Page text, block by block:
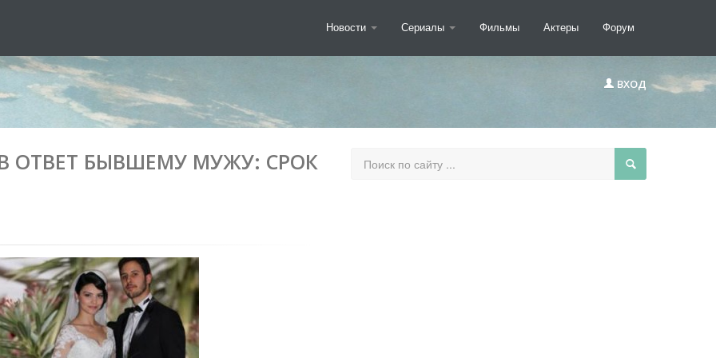
Новости Сериалы Фильмы Актеры Форум
ВХОД
ОТВЕТ БЫВШЕМУ МУЖУ: СРОК